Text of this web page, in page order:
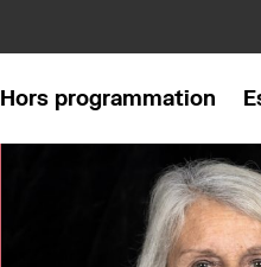
Hors programmation